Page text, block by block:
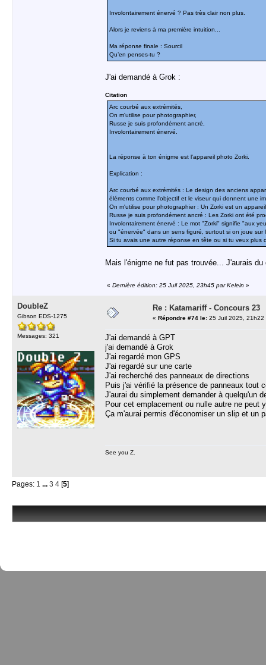
Involontairement énervé ? Pas très clair non plus.
Alors je reviens à ma première intuition...
Ma réponse finale : Sourcil
Qu’en penses-tu ?
J'ai demandé à Grok :
Citation
Arc courbé aux extrémités,
On m'utilise pour photographier,
Russe je suis profondément ancré,
Involontairement énervé.
La réponse à ton énigme est l'appareil photo Zorki.
Explication :
Arc courbé aux extrémités : Le design des anciens
éléments comme l'objectif et le viseur qui donnent une
On m'utilise pour photographier : Un Zorki est un
Russe je suis profondément ancré : Les Zorki ont été
Involontairement énervé : Le mot "Zorki" signifie "aux
ou "énervée" dans un sens figuré, surtout si on joue
Si tu avais une autre réponse en tête ou si tu veux plus
Mais l'énigme ne fut pas trouvée... J'aurais
« Dernière édition: 25 Juil 2025, 23h45 par Kelein »
DoubleZ
Gibson EDS-1275
Messages: 321
Re : Katamariff - Concours 23
« Répondre #74 le: 25 Juil 2025, 21h22
J'ai demandé à GPT
j'ai demandé à Grok
J'ai regardé mon GPS
J'ai regardé sur une carte
J'ai recherché des panneaux de directions
Puis j'ai vérifié la présence de panneaux tout
J'aurai du simplement demander à quelqu'un
Pour cet emplacement ou nulle autre ne peut
Ça m'aurai permis d'économiser un slip et un
See you Z.
Pages: 1 ... 3 4 [5]